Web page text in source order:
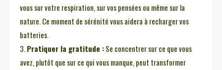
vous sur votre respiration, sur vos pensées ou même sur la
nature. Ce moment de sérénité vous aidera à recharger vos
batteries.
3.Pratiquer la gratitude :Se concentrer sur ce que vous
avez, plutôt que sur ce qui vous manque, peut transformer